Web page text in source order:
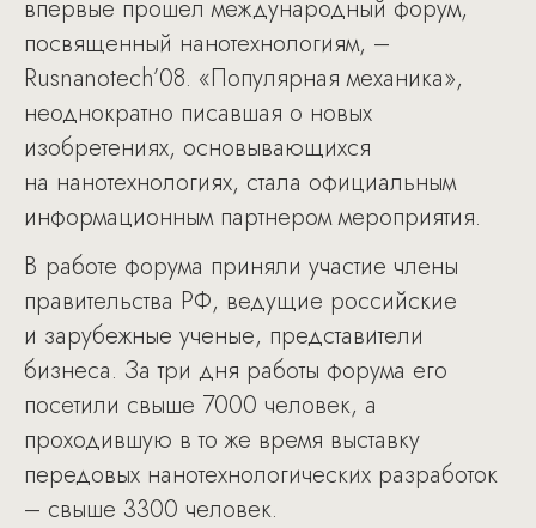
впервые прошел международный форум,
посвященный нанотехнологиям, –
Rusnanotech’08. «Популярная механика»,
неоднократно писавшая о новых
изобретениях, основывающихся
на нанотехнологиях, стала официальным
информационным партнером мероприятия.
В работе форума приняли участие члены
правительства РФ, ведущие российские
и зарубежные ученые, представители
бизнеса. За три дня работы форума его
посетили свыше 7000 человек, а
проходившую в то же время выставку
передовых нанотехнологических разработок
– свыше 3300 человек.